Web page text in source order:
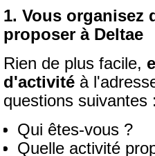
1. Vous organisez
proposer à Deltae
Rien de plus facile,
d'activité à
questions suivantes :
Qui êtes-vous ?
Quelle activité